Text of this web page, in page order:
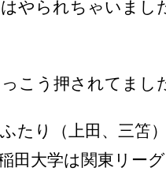
やられちゃいまし
こう押されてまし
たり（上田、三笘
田大学は関東リー